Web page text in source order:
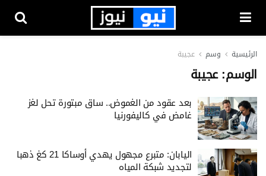
الرئيسية وسم عجيبة
الوسم:عجيبة
بعد عقود من الغموض.. ساق مبتورة تحل لغز
غامض في كاليفورنيا
اليابان: متبرع مجهول يهدي أوساكا 21 كغ ذهبا
لتجديد شبكة المياه